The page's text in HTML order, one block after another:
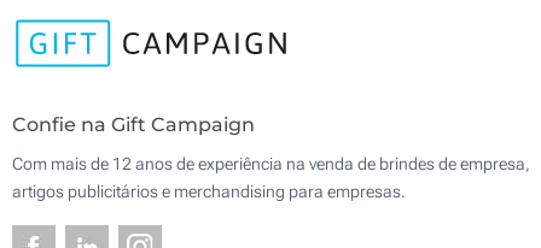
Confie na Gift Campaign
Com mais de 12 anos de experiência na venda de brindes de empresa,
artigos publicitários e merchandising para empresas.